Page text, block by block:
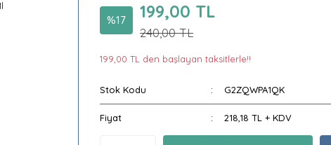
%17 199,00 TL
240,00 TL
199,00 TL den başlayan taksitlerle!!
Stok Kodu G2ZQWPA1QK
Fiyat 218,18 TL + KDV